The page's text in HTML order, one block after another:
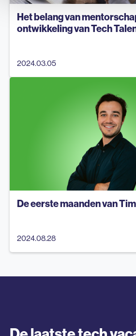
Het belang van
ontwikkeling van Tech
2024.03.05
De eerste maanden van
2024.08.28